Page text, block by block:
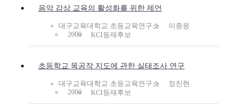
음악 감상 교육의 활성화를 위한 제언
대구교육대학교 초등교육연구소
이종웅
2000
KCI등재후보
초등학교 목공작 지도에 관한 실태조사 연구
대구교육대학교 초등교육연구소
정진현
2000
KCI등재후보